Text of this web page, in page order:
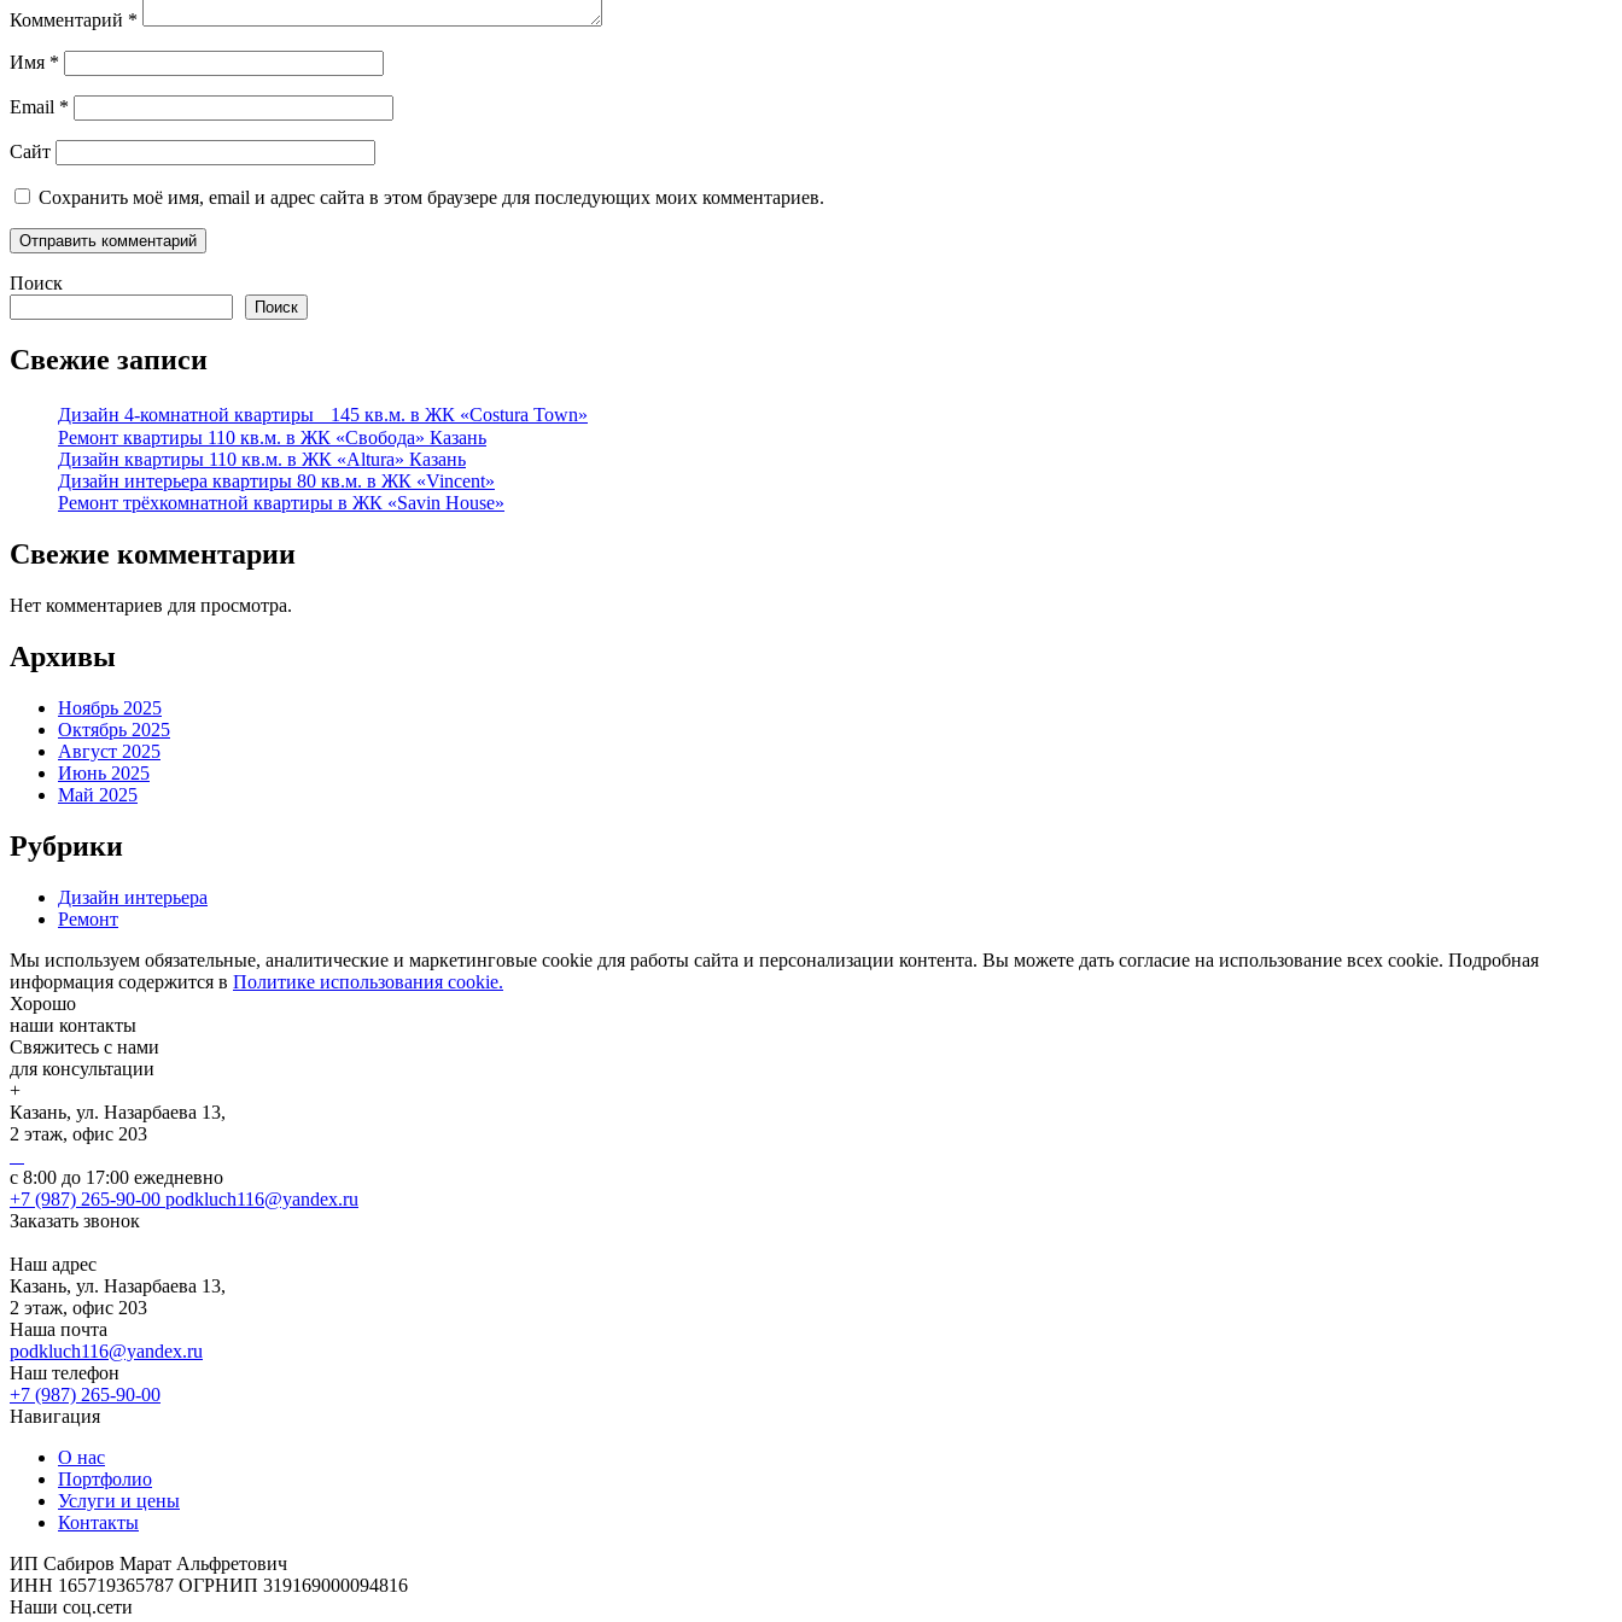
Комментарий *
Имя *
Email *
Сайт
Сохранить моё имя, email и адрес сайта в этом браузере для последующих моих комментариев.
Поиск
Поиск
Свежие записи
Дизайн 4-комнатной квартиры 145 кв.м. в ЖК «Costura Town»
Ремонт квартиры 110 кв.м. в ЖК «Свобода» Казань
Дизайн квартиры 110 кв.м. в ЖК «Altura» Казань
Дизайн интерьера квартиры 80 кв.м. в ЖК «Vincent»
Ремонт трёхкомнатной квартиры в ЖК «Savin House»
Свежие комментарии
Нет комментариев для просмотра.
Архивы
Ноябрь 2025
Октябрь 2025
Август 2025
Июнь 2025
Май 2025
Рубрики
Дизайн интерьера
Ремонт
Мы используем обязательные, аналитические и маркетинговые cookie для работы сайта и персонализации контента. Вы можете дать согласие на использование всех cookie. Подробная
информация содержится в Политике использования cookie.
Хорошо
наши контакты
Свяжитесь с нами
для консультации
+
Казань, ул. Назарбаева 13,
2 этаж, офис 203
с 8:00 до 17:00 ежедневно
+7 (987) 265-90-00 podkluch116@yandex.ru
Заказать звонок
Наш адрес
Казань, ул. Назарбаева 13,
2 этаж, офис 203
Наша почта
podkluch116@yandex.ru
Наш телефон
+7 (987) 265-90-00
Навигация
О нас
Портфолио
Услуги и цены
Контакты
ИП Сабиров Марат Альфретович
ИНН 165719365787 ОГРНИП 319169000094816
Наши соц.сети